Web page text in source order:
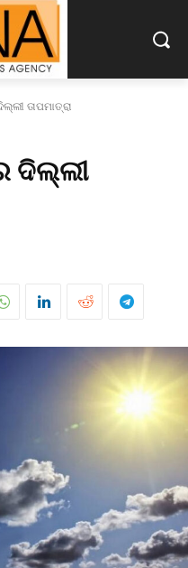
ତାପମାତ୍ରା
ଦିଲ୍ଲୀ